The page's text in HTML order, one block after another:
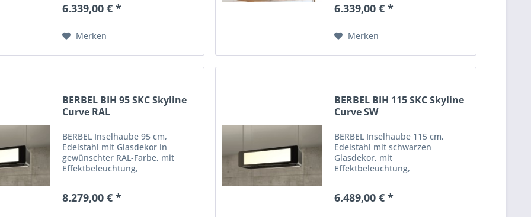
dB(A)
6.339,00 € *
Merken
6.339,00 € *
Merken
BERBEL BIH 95 SKC Skyline
Curve RAL
BERBEL Inselhaube 95 cm,
Edelstahl mit Glasdekor in
gewünschter RAL-Farbe, mit
Effektbeleuchtung,
dB(A)
8.279,00 € *
BERBEL BIH 115 SKC Skyline
Curve SW
BERBEL Inselhaube 115 cm,
Edelstahl mit schwarzen
Glasdekor, mit
Effektbeleuchtung,
dB(A)
6.489,00 € *